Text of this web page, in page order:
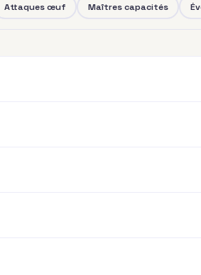
Attaques œuf Maîtres capacités